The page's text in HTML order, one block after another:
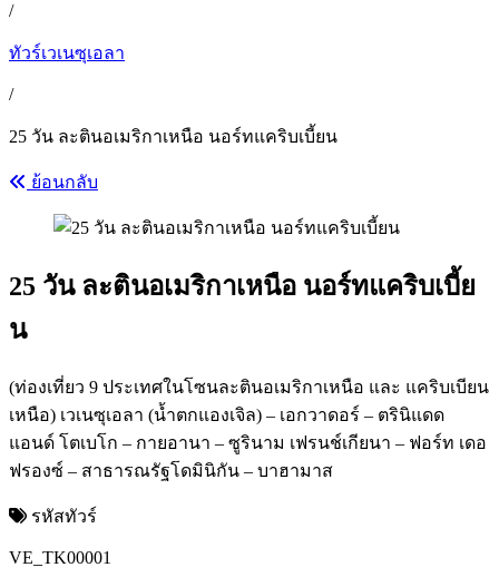
/
ทัวร์เวเนซุเอลา
/
25 วัน ละตินอเมริกาเหนือ นอร์ทแคริบเบี้ยน
ย้อนกลับ
25 วัน ละตินอเมริกาเหนือ นอร์ทแคริบเบี้ย
น
(ท่องเที่ยว 9 ประเทศในโซนละตินอเมริกาเหนือ และ แคริบเบียน
เหนือ) เวเนซุเอลา (น้ำตกแองเจิล) – เอกวาดอร์ – ตรินิแดด
แอนด์ โตเบโก – กายอานา – ซูรินาม เฟรนช์เกียนา – ฟอร์ท เดอ
ฟรองซ์ – สาธารณรัฐโดมินิกัน – บาฮามาส
รหัสทัวร์
VE_TK00001